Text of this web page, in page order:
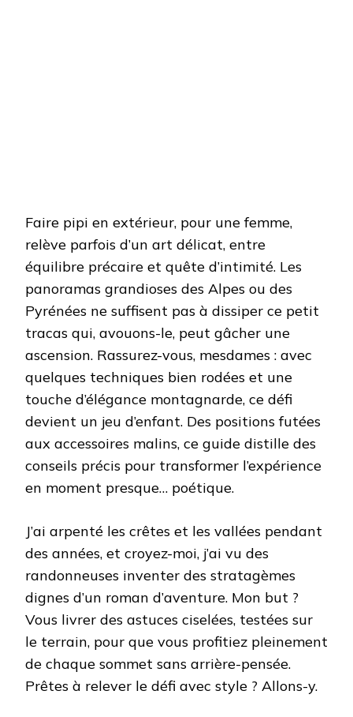
Faire pipi en extérieur, pour une femme,
relève parfois d’un art délicat, entre
équilibre précaire et quête d’intimité. Les
panoramas grandioses des Alpes ou des
Pyrénées ne suffisent pas à dissiper ce petit
tracas qui, avouons-le, peut gâcher une
ascension. Rassurez-vous, mesdames : avec
quelques techniques bien rodées et une
touche d’élégance montagnarde, ce défi
devient un jeu d’enfant. Des positions futées
aux accessoires malins, ce guide distille des
conseils précis pour transformer l’expérience
en moment presque… poétique.
J’ai arpenté les crêtes et les vallées pendant
des années, et croyez-moi, j’ai vu des
randonneuses inventer des stratagèmes
dignes d’un roman d’aventure. Mon but ?
Vous livrer des astuces ciselées, testées sur
le terrain, pour que vous profitiez pleinement
de chaque sommet sans arrière-pensée.
Prêtes à relever le défi avec style ? Allons-y.